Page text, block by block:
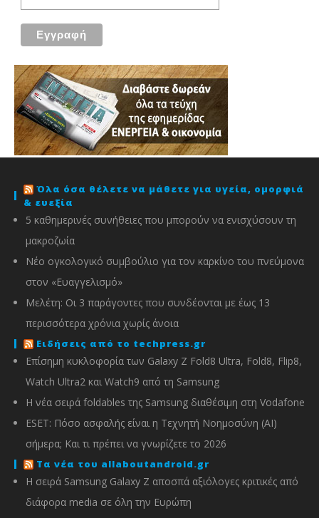
Όλα όσα θέλετε να μάθετε για υγεία, ομορφιά
& ευεξία
5 καθημερινές συνήθειες που μπορούν να ενισχύσουν τη
μακροζωία
Νέο ογκολογικό συμβούλιο για τον καρκίνο του πνεύμονα
στον «Ευαγγελισμό»
Μελέτη: Οι 3 παράγοντες που συνδέονται με έως 13
περισσότερα χρόνια χωρίς άνοια
Ειδήσεις από το techpress.gr
Επίσημη κυκλοφορία των Galaxy Z Fold8 Ultra, Fold8, Flip8,
Watch Ultra2 και Watch9 από τη Samsung
Η νέα σειρά foldables της Samsung διαθέσιμη στη Vodafone
ESET: Πόσο ασφαλής είναι η Τεχνητή Νοημοσύνη (AI)
σήμερα; Και τι πρέπει να γνωρίζετε το 2026
Τα νέα του allaboutandroid.gr
Η σειρά Samsung Galaxy Z αποσπά αξιόλογες κριτικές από
διάφορα media σε όλη την Ευρώπη